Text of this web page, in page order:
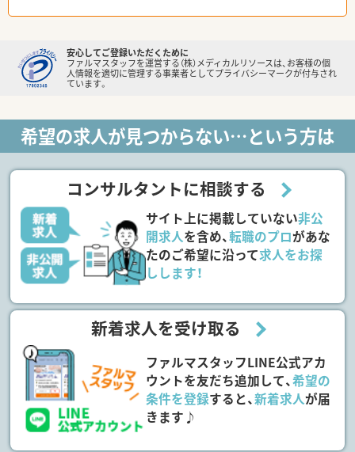
安心してご登録いただくために
ファルマスタッフを運営する（株）メディカルリソースは、お客様の個
人情報を適切に管理する事業者としてプライバシーマークが付与され
ています。
希望の求人が見つからない…という方は
コンサルタントに相談する
サイト上に掲載していない非公
開求人を含め、転職のプロがあな
たのご希望に沿って求人をお探
しします！
新着求人を受け取る
ファルマスタッフLINE公式アカ
ウントを友だち追加して、希望の
条件を登録すると、新着求人が届
きます♪